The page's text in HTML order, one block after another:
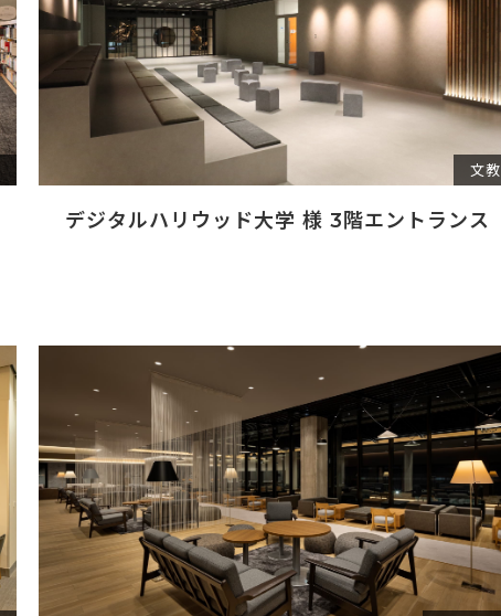
文教
デジタルハリウッド大学 様 3階エントランス